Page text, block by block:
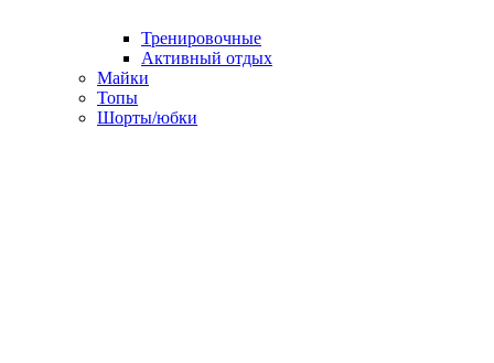
Тренировочные
Активный отдых
Майки
Топы
Шорты/юбки